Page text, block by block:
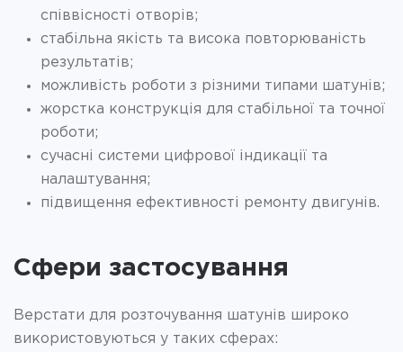
співвісності отворів;
стабільна якість та висока повторюваність
результатів;
можливість роботи з різними типами шатунів;
жорстка конструкція для стабільної та точної
роботи;
сучасні системи цифрової індикації та
налаштування;
підвищення ефективності ремонту двигунів.
Сфери застосування
Верстати для розточування шатунів широко
використовуються у таких сферах: